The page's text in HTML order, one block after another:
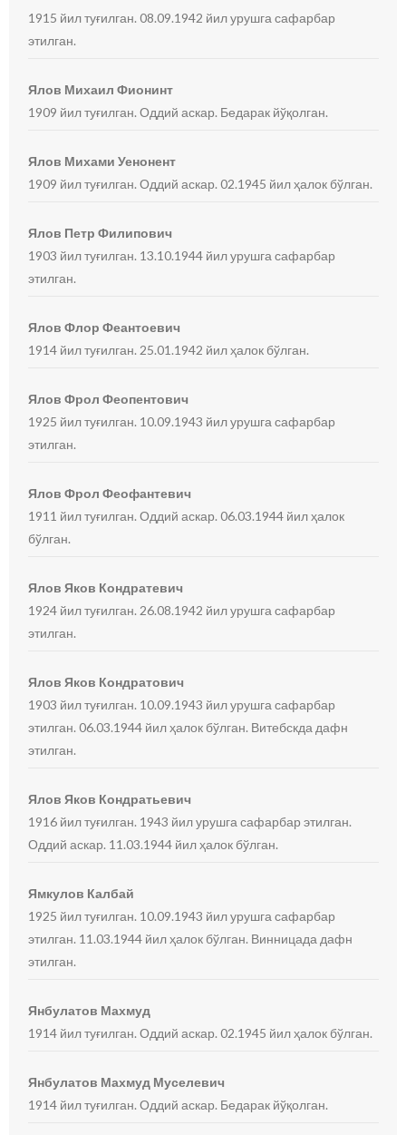
1915 йил туғилган. 08.09.1942 йил урушга сафарбар
этилган.
Ялов Михаил Фионинт
1909 йил туғилган. Оддий аскар. Бедарак йўқолган.
Ялов Михами Уенонент
1909 йил туғилган. Оддий аскар. 02.1945 йил ҳалок бўлган.
Ялов Петр Филипович
1903 йил туғилган. 13.10.1944 йил урушга сафарбар
этилган.
Ялов Флор Феантоевич
1914 йил туғилган. 25.01.1942 йил ҳалок бўлган.
Ялов Фрол Феопентович
1925 йил туғилган. 10.09.1943 йил урушга сафарбар
этилган.
Ялов Фрол Феофантевич
1911 йил туғилган. Оддий аскар. 06.03.1944 йил ҳалок
бўлган.
Ялов Яков Кондратевич
1924 йил туғилган. 26.08.1942 йил урушга сафарбар
этилган.
Ялов Яков Кондратович
1903 йил туғилган. 10.09.1943 йил урушга сафарбар
этилган. 06.03.1944 йил ҳалок бўлган. Витебскда дафн
этилган.
Ялов Яков Кондратьевич
1916 йил туғилган. 1943 йил урушга сафарбар этилган.
Оддий аскар. 11.03.1944 йил ҳалок бўлган.
Ямкулов Калбай
1925 йил туғилган. 10.09.1943 йил урушга сафарбар
этилган. 11.03.1944 йил ҳалок бўлган. Винницада дафн
этилган.
Янбулатов Махмуд
1914 йил туғилган. Оддий аскар. 02.1945 йил ҳалок бўлган.
Янбулатов Махмуд Муселевич
1914 йил туғилган. Оддий аскар. Бедарак йўқолган.